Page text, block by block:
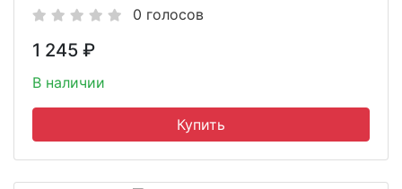
0 голосов
1 245 ₽
В наличии